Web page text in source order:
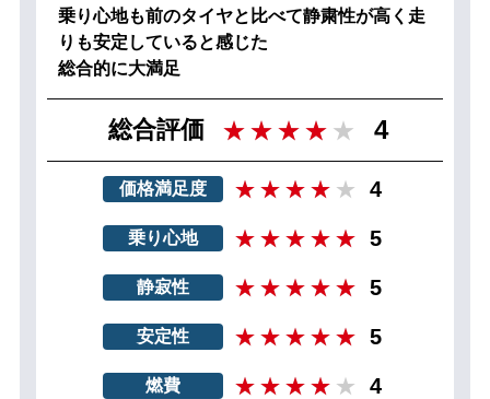
乗り心地も前のタイヤと比べて静粛性が高く走
りも安定していると感じた
総合的に大満足
総合評価 4
価格満足度 4
乗り心地 5
静寂性 5
安定性 5
燃費 4